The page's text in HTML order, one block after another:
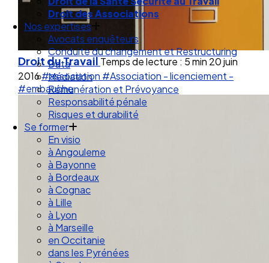
Droit des Associations
Nos expertises
Avocats enquêteurs
Conduite du changement et Restructuring
Data
Médiation
Rémunération et Prévoyance
Responsabilité pénale
Risques et durabilité
Se former
En visio
à Angouleme
à Bayonne
à Bordeaux
à Cognac
à Lille
à Lyon
à Marseille
en Occitanie
dans les Pyrénées
Droit du TravailTemps de lecture : 5 min 20 juin
2016#association #Association - licenciement -
#embauche